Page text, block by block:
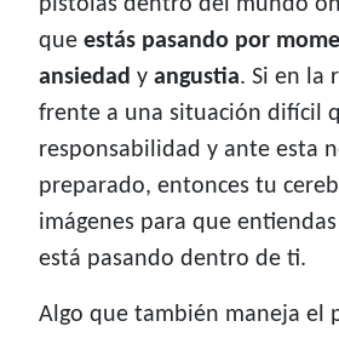
pistolas dentro del mundo
que estás pasando por
ansiedad y angustia. Si en la
frente a una situación difícil
responsabilidad y ante esta
preparado, entonces tu
imágenes para que
está pasando dentro de ti.
Algo que también maneja el